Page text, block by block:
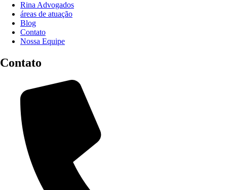
Rina Advogados
áreas de atuação
Blog
Contato
Nossa Equipe
Contato